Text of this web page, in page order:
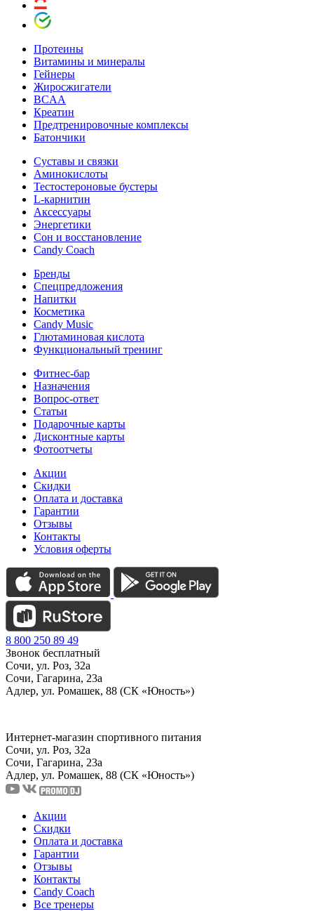
Протеины
Витамины и минералы
Гейнеры
Жиросжигатели
BCAA
Креатин
Предтренировочные комплексы
Батончики
Суставы и связки
Аминокислоты
Тестостероновые бустеры
L-карнитин
Аксессуары
Энергетики
Сон и восстановление
Candy Coach
Бренды
Спецпредложения
Напитки
Косметика
Candy Music
Глютаминовая кислота
Функциональный тренинг
Фитнес-бар
Назначения
Вопрос-ответ
Статьи
Подарочные карты
Дисконтные карты
Фотоотчеты
Акции
Скидки
Оплата и доставка
Гарантии
Отзывы
Контакты
Условия оферты
8 800 250 89 49
Звонок бесплатный
Сочи, ул. Роз, 32а
Сочи, Гагарина, 23а
Адлер, ул. Ромашек, 88 (СК «Юность»)
Интернет-магазин спортивного питания
Сочи, ул. Роз, 32а
Сочи, Гагарина, 23а
Адлер, ул. Ромашек, 88 (СК «Юность»)
Акции
Скидки
Оплата и доставка
Гарантии
Отзывы
Контакты
Candy Coach
Все тренеры